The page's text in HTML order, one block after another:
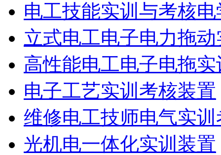
电工技能实训与考核
立式电工电子电力拖
高性能电工电子电拖
电子工艺实训考核装置
维修电工技师电气实
光机电一体化实训装置